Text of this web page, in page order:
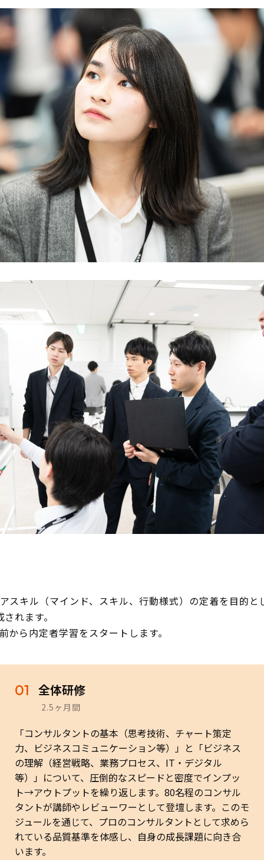
スキル（マインド、スキル、行動様式）の定着を目的
れます。
ら内定者学習をスタートします。
01 全体研修
2.5ヶ月間
「コンサルタントの基本（思考技術、チャート策定
力、ビジネスコミュニケーション等）」と「ビジネス
の理解（経営戦略、業務プロセス、IT・デジタル
等）」について、圧倒的なスピードと密度でインプッ
ト→アウトプットを繰り返します。80名程のコンサル
タントが講師やレビューワーとして登壇します。このモ
ジュールを通じて、プロのコンサルタントとして求めら
れている品質基準を体感し、自身の成長課題に向き合
います。